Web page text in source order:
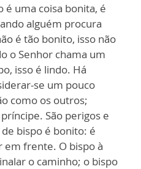
é uma coisa bonita, é
alguém procura
é tão bonito, isso não
o Senhor chama um
isso é lindo. Há
se um pouco
como os outros;
São perigos e
bispo é bonito: é
em frente. O bispo à
o caminho; o bispo